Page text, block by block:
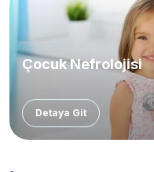
Çocuk Nefrolojisi
Detaya Git